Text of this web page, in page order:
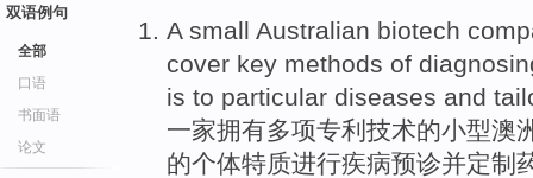
双语例句
全部
口语
书面语
论文
A small Australian biotech
cover key methods of
is to particular diseases and
一家拥有多项专利技术的小型澳
的个体特质进行疾病预诊并定制